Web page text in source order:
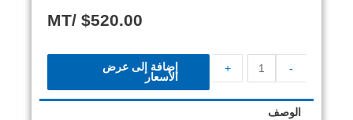
$520.00
/MT
-
+
إضافة إلى عرض
الأسعار
الوصف